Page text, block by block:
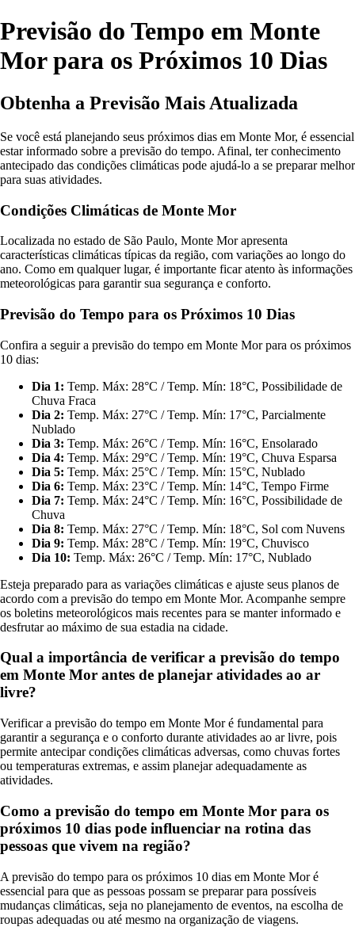
Previsão do Tempo em Monte
Mor para os Próximos 10 Dias
Obtenha a Previsão Mais Atualizada
Se você está planejando seus próximos dias em Monte Mor, é essencial
estar informado sobre a previsão do tempo. Afinal, ter conhecimento
antecipado das condições climáticas pode ajudá-lo a se preparar melhor
para suas atividades.
Condições Climáticas de Monte Mor
Localizada no estado de São Paulo, Monte Mor apresenta
características climáticas típicas da região, com variações ao longo do
ano. Como em qualquer lugar, é importante ficar atento às informações
meteorológicas para garantir sua segurança e conforto.
Previsão do Tempo para os Próximos 10 Dias
Confira a seguir a previsão do tempo em Monte Mor para os próximos
10 dias:
Dia 1: Temp. Máx: 28°C / Temp. Mín: 18°C, Possibilidade de
Chuva Fraca
Dia 2: Temp. Máx: 27°C / Temp. Mín: 17°C, Parcialmente
Nublado
Dia 3: Temp. Máx: 26°C / Temp. Mín: 16°C, Ensolarado
Dia 4: Temp. Máx: 29°C / Temp. Mín: 19°C, Chuva Esparsa
Dia 5: Temp. Máx: 25°C / Temp. Mín: 15°C, Nublado
Dia 6: Temp. Máx: 23°C / Temp. Mín: 14°C, Tempo Firme
Dia 7: Temp. Máx: 24°C / Temp. Mín: 16°C, Possibilidade de
Chuva
Dia 8: Temp. Máx: 27°C / Temp. Mín: 18°C, Sol com Nuvens
Dia 9: Temp. Máx: 28°C / Temp. Mín: 19°C, Chuvisco
Dia 10: Temp. Máx: 26°C / Temp. Mín: 17°C, Nublado
Esteja preparado para as variações climáticas e ajuste seus planos de
acordo com a previsão do tempo em Monte Mor. Acompanhe sempre
os boletins meteorológicos mais recentes para se manter informado e
desfrutar ao máximo de sua estadia na cidade.
Qual a importância de verificar a previsão do tempo
em Monte Mor antes de planejar atividades ao ar
livre?
Verificar a previsão do tempo em Monte Mor é fundamental para
garantir a segurança e o conforto durante atividades ao ar livre, pois
permite antecipar condições climáticas adversas, como chuvas fortes
ou temperaturas extremas, e assim planejar adequadamente as
atividades.
Como a previsão do tempo em Monte Mor para os
próximos 10 dias pode influenciar na rotina das
pessoas que vivem na região?
A previsão do tempo para os próximos 10 dias em Monte Mor é
essencial para que as pessoas possam se preparar para possíveis
mudanças climáticas, seja no planejamento de eventos, na escolha de
roupas adequadas ou até mesmo na organização de viagens.